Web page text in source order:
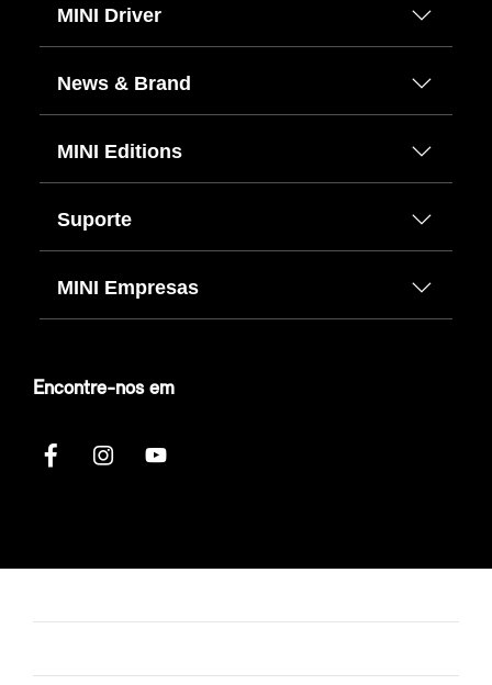
MINI Driver
News & Brand
MINI Editions
Suporte
MINI Empresas
Encontre-nos em